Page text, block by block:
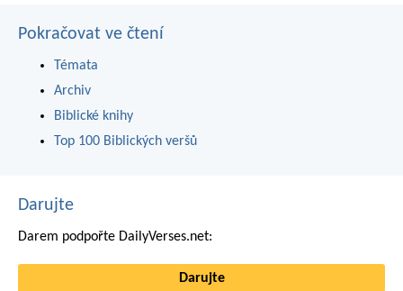
Pokračovat ve čtení
Témata
Archiv
Biblické knihy
Top 100 Biblických veršů
Darujte
Darem podpořte DailyVerses.net:
Darujte